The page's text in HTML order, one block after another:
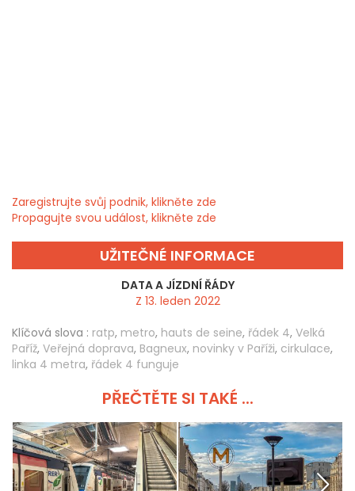
Zaregistrujte svůj podnik, klikněte zde
Propagujte svou událost, klikněte zde
UŽITEČNÉ INFORMACE
DATA A JÍZDNÍ ŘÁDY
Z 13. leden 2022
Klíčová slova : ratp, metro, hauts de seine, řádek 4, Velká
Paříž, Veřejná doprava, Bagneux, novinky v Paříži, cirkulace,
linka 4 metra, řádek 4 funguje
PŘEČTĚTE SI TAKÉ ...